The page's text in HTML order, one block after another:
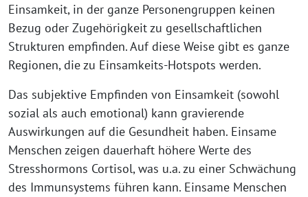
Einsamkeit, in der ganze Personengruppen keinen
Bezug oder Zugehörigkeit zu gesellschaftlichen
Strukturen empfinden. Auf diese Weise gibt es ganze
Regionen, die zu Einsamkeits-Hotspots werden.
Das subjektive Empfinden von Einsamkeit (sowohl
sozial als auch emotional) kann gravierende
Auswirkungen auf die Gesundheit haben. Einsame
Menschen zeigen dauerhaft höhere Werte des
Stresshormons Cortisol, was u.a. zu einer Schwächung
des Immunsystems führen kann. Einsame Menschen